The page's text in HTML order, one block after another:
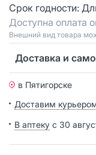
Срок годности:
Доступна оплата
Bнешний вид товара
Доставка и
в Пятигорске
Доставим
В аптеку с 30